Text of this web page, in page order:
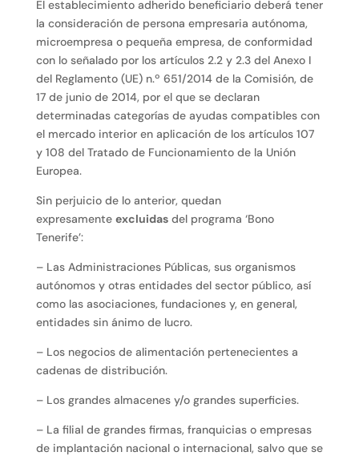
El establecimiento adherido beneficiario deberá tener
la consideración de persona empresaria autónoma,
microempresa o pequeña empresa, de conformidad
con lo señalado por los artículos 2.2 y 2.3 del Anexo I
del Reglamento (UE) n.º 651/2014 de la Comisión, de
17 de junio de 2014, por el que se declaran
determinadas categorías de ayudas compatibles con
el mercado interior en aplicación de los artículos 107
y 108 del Tratado de Funcionamiento de la Unión
Europea.
Sin perjuicio de lo anterior, quedan
expresamente excluidasdel programa ‘Bono
Tenerife’:
– Las Administraciones Públicas, sus organismos
autónomos y otras entidades del sector público, así
como las asociaciones, fundaciones y, en general,
entidades sin ánimo de lucro.
– Los negocios de alimentación pertenecientes a
cadenas de distribución.
– Los grandes almacenes y/o grandes superficies.
– La filial de grandes firmas, franquicias o empresas
de implantación nacional o internacional, salvo que se